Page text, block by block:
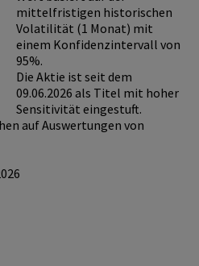
mittelfristigen historischen
Volatilität (1 Monat) mit
einem Konfidenzintervall von
95%.
Die Aktie ist seit dem
09.06.2026 als Titel mit hoher
Sensitivität eingestuft.
auf Auswertungen von